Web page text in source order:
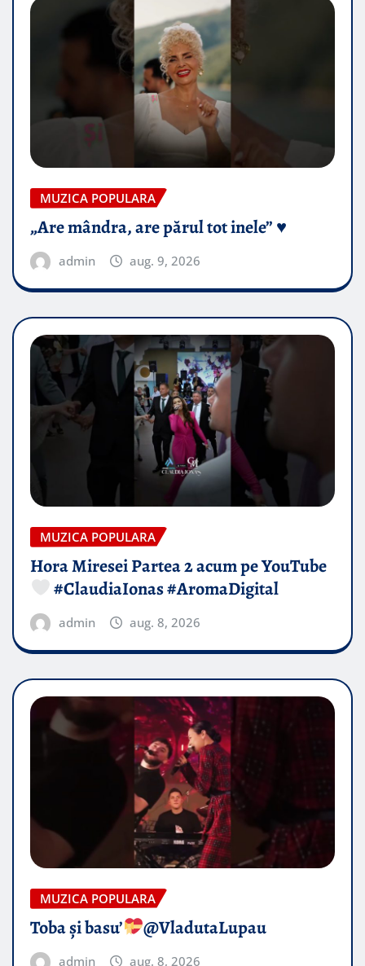
MUZICA POPULARA
„Are mândra, are părul tot inele” ♥️
admin aug. 9, 2026
MUZICA POPULARA
Hora Miresei Partea 2 acum pe YouTube
#ClaudiaIonas #AromaDigital
admin aug. 8, 2026
MUZICA POPULARA
Toba și basu’ @VladutaLupau
admin aug. 8, 2026